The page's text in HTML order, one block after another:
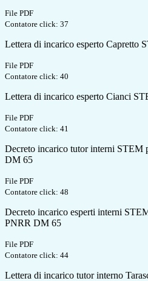
File PDF
Contatore click: 37
Lettera di incarico esperto Capretto
File PDF
Contatore click: 40
Lettera di incarico esperto Cianci
File PDF
Contatore click: 41
Decreto incarico tutor interni STEM
DM 65
File PDF
Contatore click: 48
Decreto incarico esperti interni
PNRR DM 65
File PDF
Contatore click: 44
Lettera di incarico tutor interno